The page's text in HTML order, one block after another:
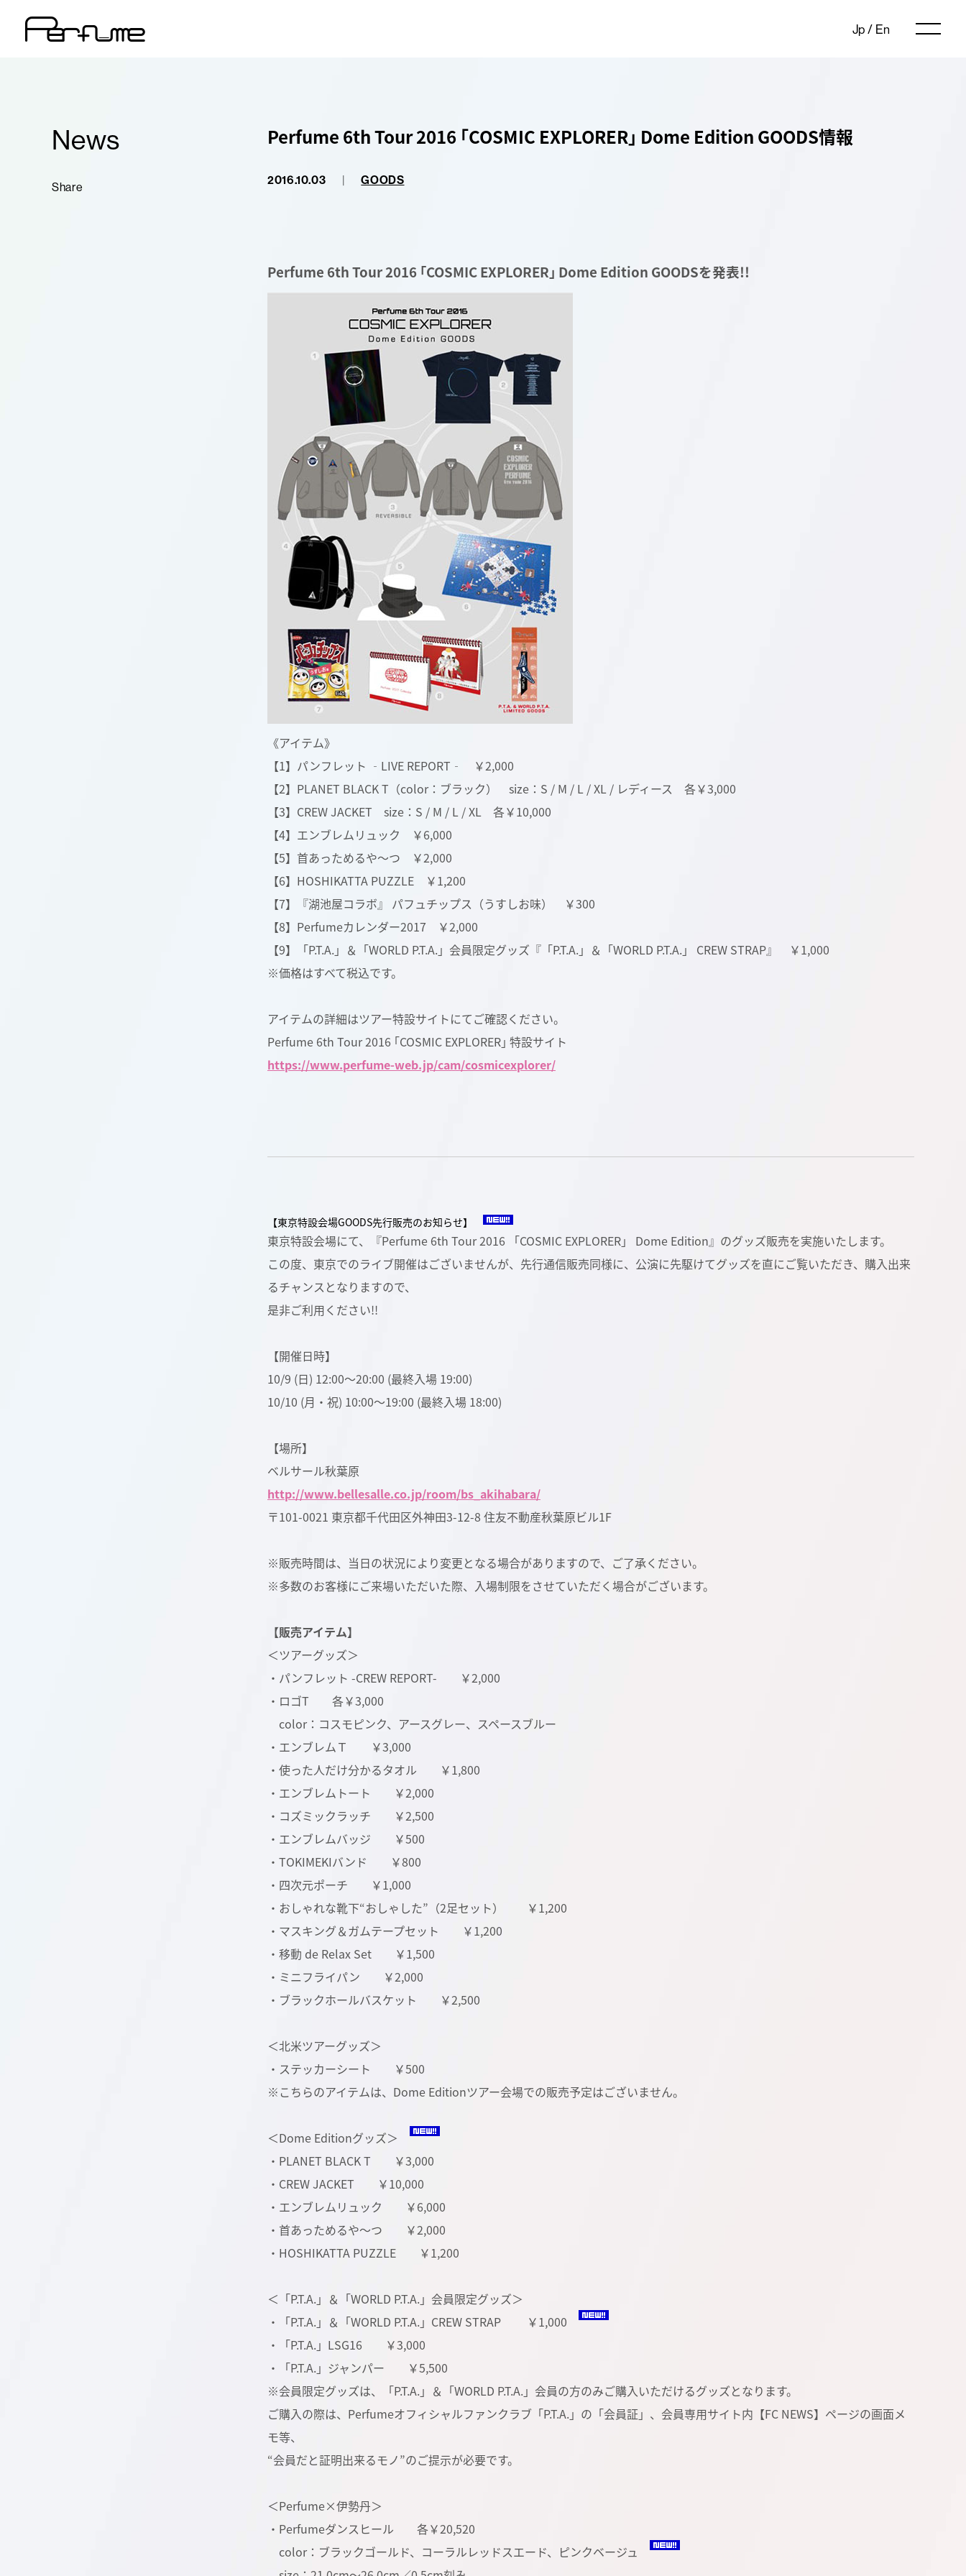
Jp/ En
News
Share
Perfume 6th Tour 2016 ｢COSMIC EXPLORER｣ Dome Edition GOODS情報
2016.10.03 | GOODS
Perfume 6th Tour 2016 ｢COSMIC EXPLORER｣ Dome Edition GOODSを発表!!
《アイテム》
【1】パンフレット ‐LIVE REPORT‐ ￥2,000
【2】PLANET BLACK T（color：ブラック） size：S / M / L / XL / レディース 各￥3,000
【3】CREW JACKET size：S / M / L / XL 各￥10,000
【4】エンブレムリュック ￥6,000
【5】首あっためるや～つ ￥2,000
【6】HOSHIKATTA PUZZLE ￥1,200
【7】『湖池屋コラボ』 パフュチップス（うすしお味） ￥300
【8】Perfumeカレンダー2017 ￥2,000
【9】「P.T.A.」＆「WORLD P.T.A.」会員限定グッズ『「P.T.A.」＆「WORLD P.T.A.」 CREW STRAP』 ￥1,000
※価格はすべて税込です。
アイテムの詳細はツアー特設サイトにてご確認ください。
Perfume 6th Tour 2016 ｢COSMIC EXPLORER｣ 特設サイト
https://www.perfume-web.jp/cam/cosmicexplorer/
【東京特設会場GOODS先行販売のお知らせ】
東京特設会場にて、『Perfume 6th Tour 2016 「COSMIC EXPLORER」 Dome Edition』のグッズ販売を実施いたします。
この度、東京でのライブ開催はございませんが、先行通信販売同様に、公演に先駆けてグッズを直にご覧いただき、購入出来
るチャンスとなりますので、
是非ご利用ください!!
【開催日時】
10/9 (日) 12:00～20:00 (最終入場 19:00)
10/10 (月・祝) 10:00～19:00 (最終入場 18:00)
【場所】
ベルサール秋葉原
http://www.bellesalle.co.jp/room/bs_akihabara/
〒101-0021 東京都千代田区外神田3-12-8 住友不動産秋葉原ビル1F
※販売時間は、当日の状況により変更となる場合がありますので、ご了承ください。
※多数のお客様にご来場いただいた際、入場制限をさせていただく場合がございます。
【販売アイテム】
＜ツアーグッズ＞
・パンフレット -CREW REPORT- ￥2,000
・ロゴT 各￥3,000
color：コスモピンク、アースグレー、スペースブルー
・エンブレムＴ ￥3,000
・使った人だけ分かるタオル ￥1,800
・エンブレムトート ￥2,000
・コズミックラッチ ￥2,500
・エンブレムバッジ ￥500
・TOKIMEKIバンド ￥800
・四次元ポーチ ￥1,000
・おしゃれな靴下“おしゃした”（2足セット） ￥1,200
・マスキング＆ガムテープセット ￥1,200
・移動 de Relax Set ￥1,500
・ミニフライパン ￥2,000
・ブラックホールバスケット ￥2,500
＜北米ツアーグッズ＞
・ステッカーシート ￥500
※こちらのアイテムは、Dome Editionツアー会場での販売予定はございません。
＜Dome Editionグッズ＞
・PLANET BLACK T ￥3,000
・CREW JACKET ￥10,000
・エンブレムリュック ￥6,000
・首あっためるや〜つ ￥2,000
・HOSHIKATTA PUZZLE ￥1,200
＜「P.T.A.」＆「WORLD P.T.A.」会員限定グッズ＞
・「P.T.A.」＆「WORLD P.T.A.」CREW STRAP ￥1,000
・「P.T.A.」LSG16 ￥3,000
・「P.T.A.」ジャンパー ￥5,500
※会員限定グッズは、「P.T.A.」＆「WORLD P.T.A.」会員の方のみご購入いただけるグッズとなります。
ご購入の際は、Perfumeオフィシャルファンクラブ「P.T.A.」の「会員証」、会員専用サイト内【FC NEWS】ページの画面メ
モ等、
“会員だと証明出来るモノ”のご提示が必要です。
＜Perfume×伊勢丹＞
・Perfumeダンスヒール 各￥20,520
color：ブラックゴールド、コーラルレッドスエード、ピンクベージュ